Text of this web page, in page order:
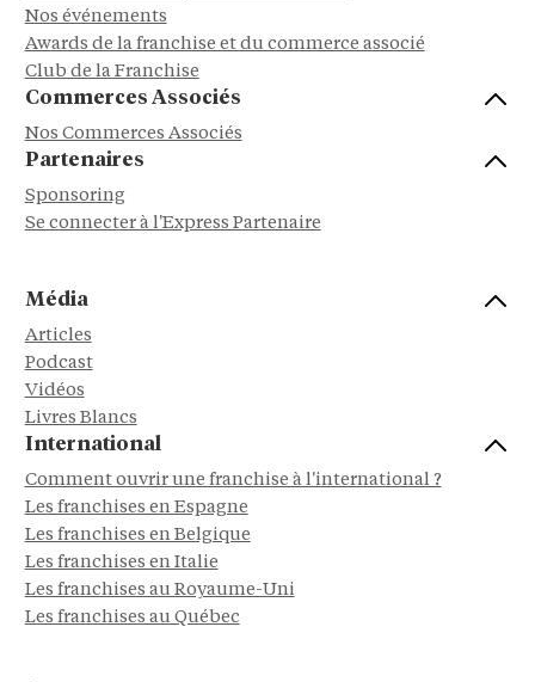
Nos événements
Awards de la franchise et du commerce associé
Club de la Franchise
Commerces Associés
Nos Commerces Associés
Partenaires
Sponsoring
Se connecter à l'Express Partenaire
Média
Articles
Podcast
Vidéos
Livres Blancs
International
Comment ouvrir une franchise à l'international ?
Les franchises en Espagne
Les franchises en Belgique
Les franchises en Italie
Les franchises au Royaume-Uni
Les franchises au Québec